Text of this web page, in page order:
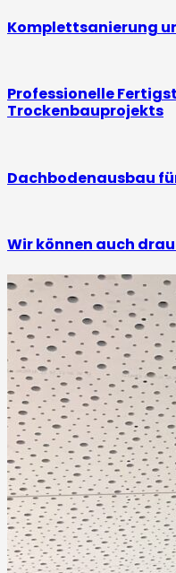
Komplettsanierung
Professionelle
Trockenbauprojekts
Dachbodenausbau
Wir können auch